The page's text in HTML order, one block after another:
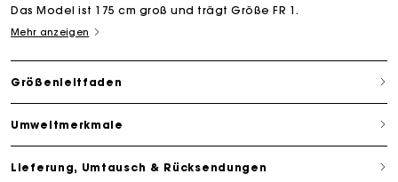
Das Model ist 175 cm groß und trägt Größe FR 1.
Mehr anzeigen
Größenleitfaden
Umweltmerkmale
Lieferung, Umtausch & Rücksendungen